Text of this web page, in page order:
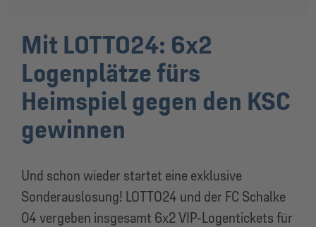
Mit LOTTO24: 6x2
Logenplätze fürs
Heimspiel gegen den KSC
gewinnen
Und schon wieder startet eine exklusive
Sonderauslosung! LOTTO24 und der FC Schalke
04 vergeben insgesamt 6x2 VIP-Logentickets für